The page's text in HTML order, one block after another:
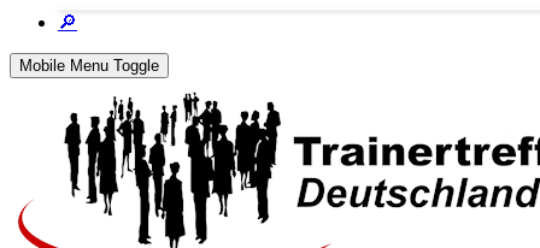
🔎
Mobile Menu Toggle